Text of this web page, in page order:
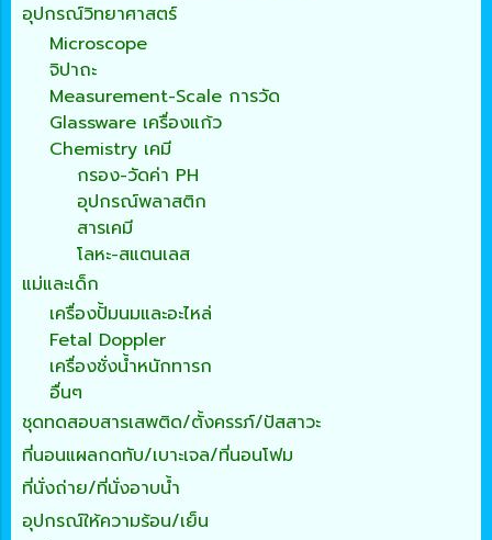
อุปกรณ์วิทยาศาสตร์
Microscope
จิปาถะ
Measurement-Scale การวัด
Glassware เครื่องแก้ว
Chemistry เคมี
กรอง-วัดค่า PH
อุปกรณ์พลาสติก
สารเคมี
โลหะ-สแตนเลส
แม่และเด็ก
เครื่องปั้มนมและอะไหล่
Fetal Doppler
เครื่องชั่งน้ำหนักทารก
อื่นๆ
ชุดทดสอบสารเสพติด/ตั้งครรภ์/ปัสสาวะ
ที่นอนแผลกดทับ/เบาะเจล/ที่นอนโฟม
ที่นั่งถ่าย/ที่นั่งอาบน้ำ
อุปกรณ์ให้ความร้อน/เย็น